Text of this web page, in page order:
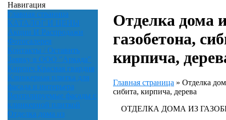
Навигация
Главная страница
КАТАЛОГ И ЦЕНЫ
Акции И Распродажи
Фотогалерея
Контакты / Оставить
Заявку в ООО "Аркада"
Кирпич Красная гвардия
Клинкерная плитка для
фасада и интерьера
Вентилируемые фасады с
клинкерной плиткой
Отделка дома из
Отделка дома
газобетона,
кирпича,
Главная страница » Отделка
сибита, кирпича, дерева
ОТДЕЛКА ДОМА ИЗ